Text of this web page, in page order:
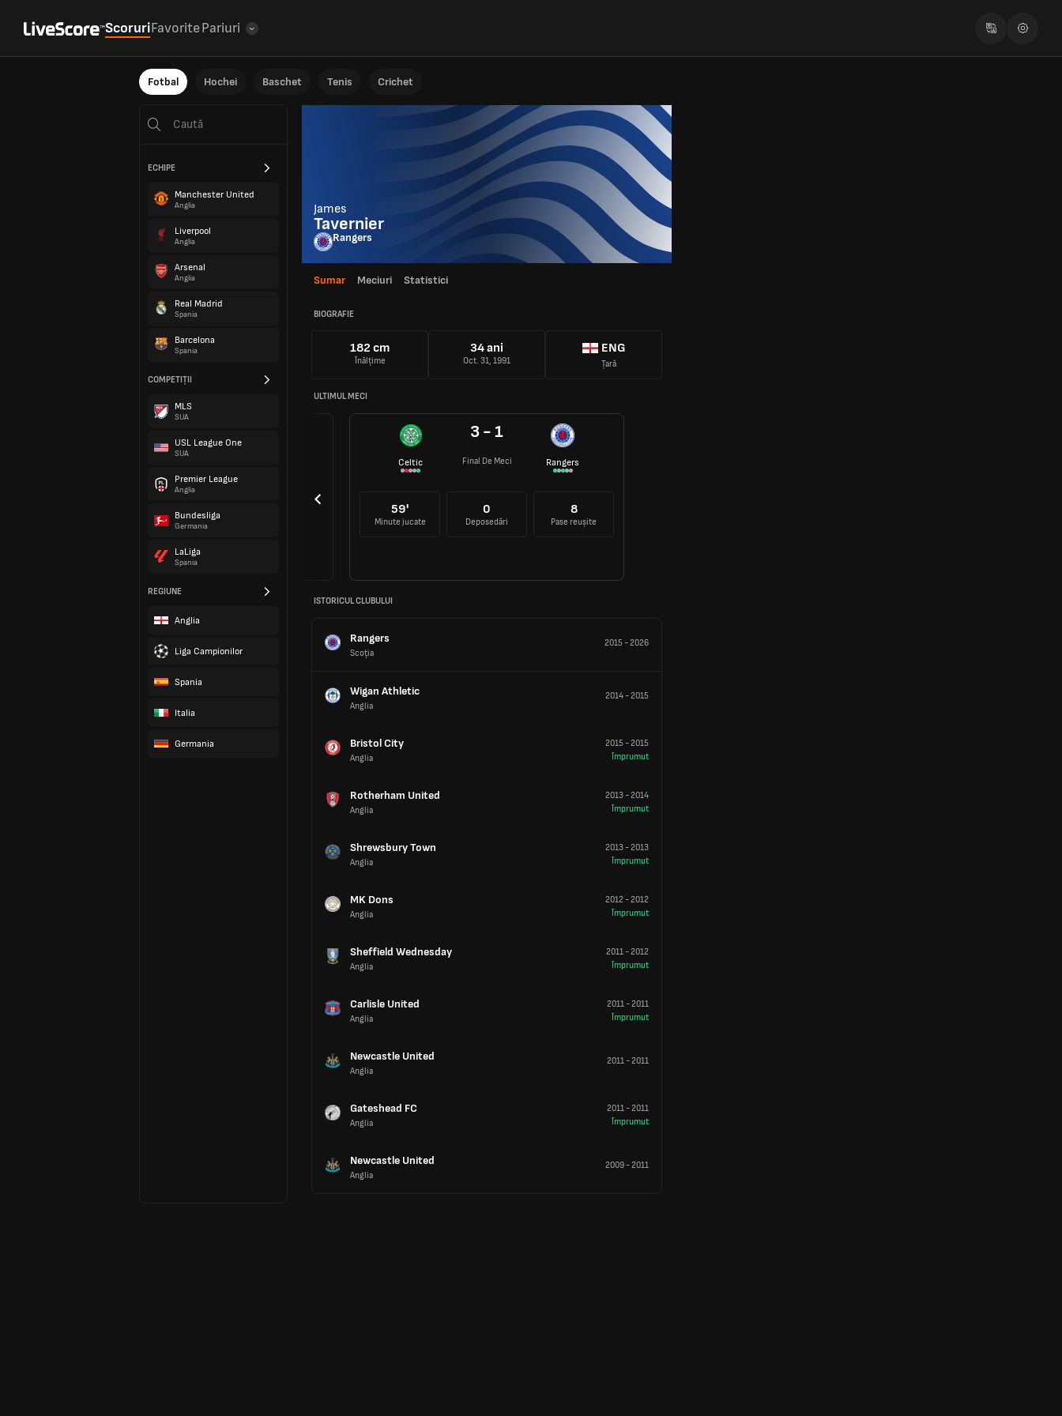
ScoruriFavoritePariuri
Fotbal Hochei Baschet Tenis Crichet
ECHIPE
Manchester United
Anglia
Liverpool
Anglia
Arsenal
Anglia
Real Madrid
Spania
Barcelona
Spania
COMPETIȚII
MLS
SUA
USL League One
SUA
Premier League
Anglia
Bundesliga
Germania
LaLiga
Spania
REGIUNE
Anglia
Liga Campionilor
Spania
Italia
Germania
James
Tavernier
Rangers
Sumar Meciuri Statistici
BIOGRAFIE
182 cm
Înălțime
34 ani
Oct. 31, 1991
ENG
Țară
ULTIMUL MECI
Celtic
3 - 1
Final De Meci Rangers
59'
Minute jucate
0
Deposedări
8
Pase reușite
ISTORICUL CLUBULUI
Rangers
Scoţia
2015 -2026
Wigan Athletic
Anglia
2014-2015
Bristol City
Anglia
2015 -2015
Împrumut
Rotherham United
Anglia
2013-2014
Împrumut
Shrewsbury Town
Anglia
2013-2013
Împrumut
MK Dons
Anglia
2012-2012
Împrumut
Sheffield Wednesday
Anglia
2011-2012
Împrumut
Carlisle United
Anglia
2011-2011
Împrumut
Newcastle United
Anglia
2011-2011
Gateshead FC
Anglia
2011-2011
Împrumut
Newcastle United
Anglia
2009-2011